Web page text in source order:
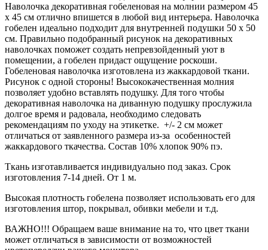
Наволочка декоративная гобеленовая на молнии размером 45
х 45 см отлично впишется в любой вид интерьера. Наволочка
гобелен идеально подходит для внутренней подушки 50 х 50
см. Правильно подобранный рисунок на декоративных
наволочках поможет создать непревзойденный уют в
помещении, а гобелен придаст ощущение роскоши.
Гобеленовая наволочка изготовлена из жаккардовой ткани.
Рисунок с одной стороны! Высококачественная молния
позволяет удобно вставлять подушку. Для того чтобы
декоративная наволочка на диванную подушку прослужила
долгое время и радовала, необходимо следовать
рекомендациям по уходу на этикетке. +/- 2 см может
отличаться от заявленного размера из-за особенностей
жаккардового ткачества. Состав 10% хлопок 90% пэ.
Ткань изготавливается индивидуально под заказ. Срок
изготовления 7-14 дней. От 1 м.
Высокая плотность гобелена позволяет использовать его для
изготовления штор, покрывал, обивки мебели и т.д.
ВАЖНО!!! Обращаем ваше внимание на то, что цвет ткани
может отличаться в зависимости от возможностей